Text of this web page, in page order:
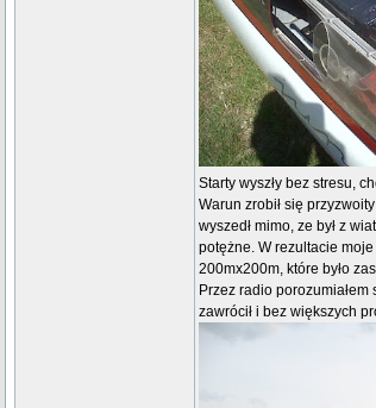
Starty wyszły bez stresu,
Warun zrobił się
wyszedł mimo, ze był z
potężne. W rezultacie
200mx200m, które było
Przez radio
zawrócił i bez większych